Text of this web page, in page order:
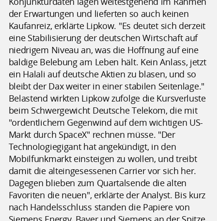
der Erwartungen und lieferten so auch keinen
Kaufanreiz, erklärte Lipkow. "Es deutet sich derzeit
eine Stabilisierung der deutschen Wirtschaft auf
niedrigem Niveau an, was die Hoffnung auf eine
baldige Belebung am Leben hält. Kein Anlass, jetzt
ein Halali auf deutsche Aktien zu blasen, und so
bleibt der Dax weiter in einer stabilen Seitenlage."
Belastend wirkten Lipkow zufolge die Kursverluste
beim Schwergewicht Deutsche Telekom, die mit
"ordentlichem Gegenwind auf dem wichtigen US-
Markt durch SpaceX" rechnen müsse. "Der
Technologiegigant hat angekündigt, in den
Mobilfunkmarkt einsteigen zu wollen, und treibt
damit die alteingesessenen Carrier vor sich her.
Dagegen blieben zum Quartalsende die alten
Favoriten die neuen", erklärte der Analyst. Bis kurz
nach Handelsschluss standen die Papiere von